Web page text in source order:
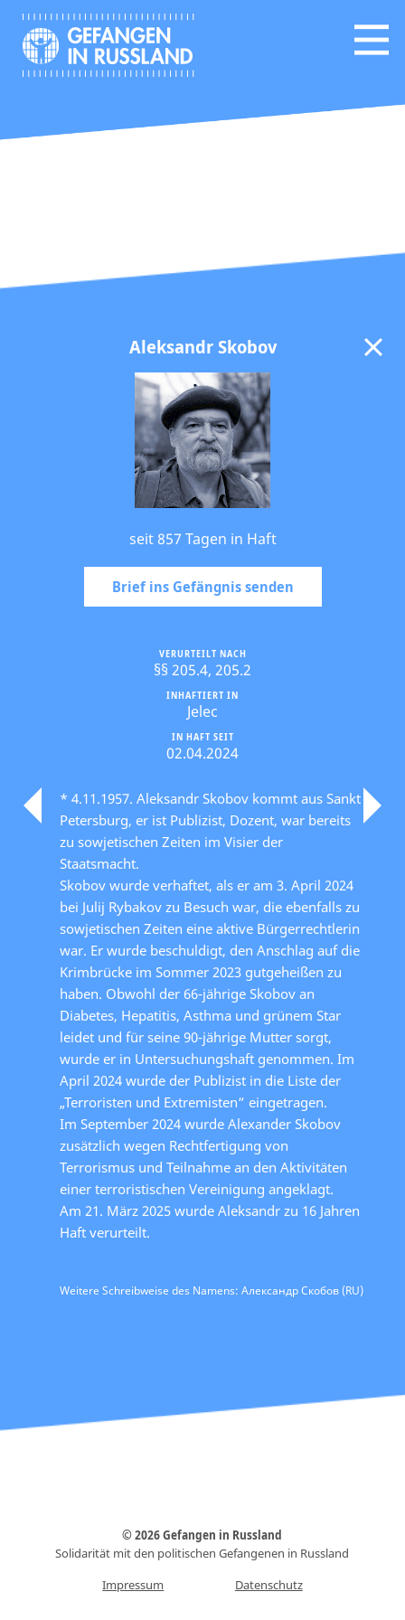
Aleksandr Skobov
seit 857 Tagen in Haft
Brief ins Gefängnis senden
IN HAFT SEIT
02.04.2024
INHAFTIERT IN
Jelec
VERURTEILT NACH
§§ 205.4, 205.2
* 4.11.1957. Aleksandr Skobov kommt aus Sankt
Petersburg, er ist Publizist, Dozent, war bereits
zu sowjetischen Zeiten im Visier der
Staatsmacht.
Skobov wurde verhaftet, als er am 3. April 2024
bei Julij Rybakov zu Besuch war, die ebenfalls zu
sowjetischen Zeiten eine aktive Bürgerrechtlerin
war. Er wurde beschuldigt, den Anschlag auf die
Krimbrücke im Sommer 2023 gutgeheißen zu
haben. Obwohl der 66-jährige Skobov an
Diabetes, Hepatitis, Asthma und grünem Star
leidet und für seine 90-jährige Mutter sorgt,
wurde er in Untersuchungshaft genommen. Im
April 2024 wurde der Publizist in die Liste der
„Terroristen und Extremisten“ eingetragen.
Im September 2024 wurde Alexander Skobov
zusätzlich wegen Rechtfertigung von
Terrorismus und Teilnahme an den Aktivitäten
einer terroristischen Vereinigung angeklagt.
Am 21. März 2025 wurde Aleksandr zu 16 Jahren
Haft verurteilt.
Weitere Schreibweise des Namens: Александр Скобов (RU)
© 2026 Gefangen in Russland
Solidarität mit den politischen Gefangenen in Russland
Impressum
Datenschutz